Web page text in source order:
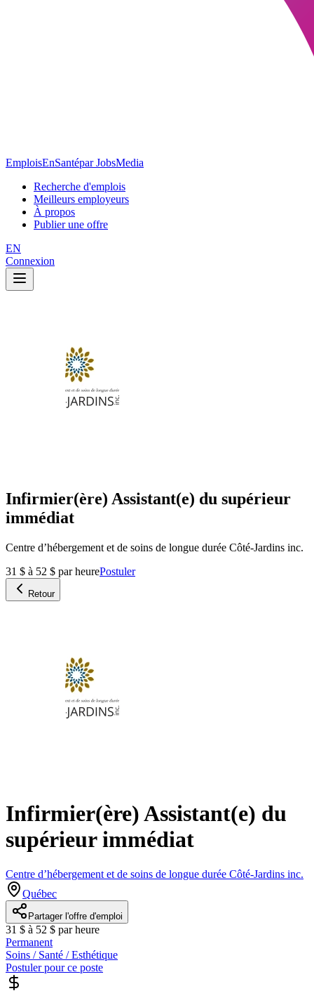
EmploisEnSantépar JobsMedia
Recherche d'emplois
Meilleurs employeurs
À propos
Publier une offre
EN
Connexion
Infirmier(ère) Assistant(e) du supérieur
immédiat
Centre d’hébergement et de soins de longue durée Côté-Jardins inc.
31 $ à 52 $ par heurePostuler
Retour
Infirmier(ère) Assistant(e) du
supérieur immédiat
Centre d’hébergement et de soins de longue durée Côté-Jardins inc.
Québec
Partager l'offre d'emploi
31 $ à 52 $ par heure
Permanent
Soins / Santé / Esthétique
Postuler pour ce poste